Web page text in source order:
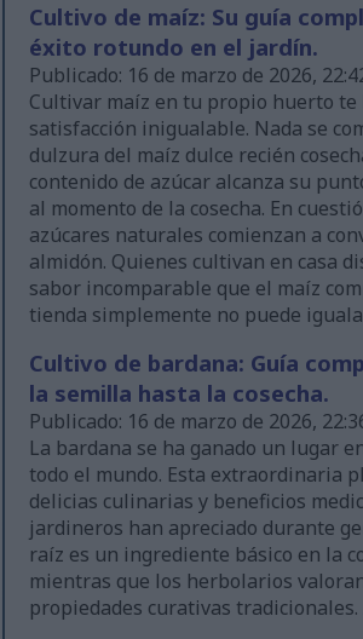
Cultivo de maíz: Su guía
éxito rotundo en el jardín.
Publicado: 16 de marzo de 2026,
Cultivar maíz en tu propio huerto te
satisfacción inigualable. Nada se
dulzura del maíz dulce recién
contenido de azúcar alcanza su
al momento de la cosecha. En
azúcares naturales comienzan a
almidón. Quienes cultivan en casa
sabor incomparable que el maíz
tienda simplemente no puede
Cultivo de bardana: Guía
la semilla hasta la cosecha.
Publicado: 16 de marzo de 2026,
La bardana se ha ganado un lugar
todo el mundo. Esta extraordinaria
delicias culinarias y beneficios
jardineros han apreciado durante
raíz es un ingrediente básico en la
mientras que los herbolarios
propiedades curativas tradicionales.